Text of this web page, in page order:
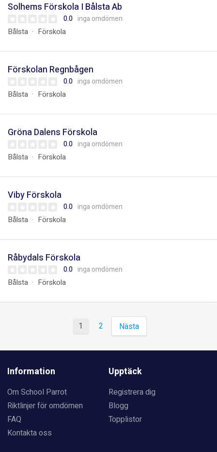
Solhems Förskola I Bålsta Ab
0.0 inga omdömen
Bålsta Förskola
Förskolan Regnbågen
0.0 inga omdömen
Bålsta Förskola
Gröna Dalens Förskola
0.0 inga omdömen
Bålsta Förskola
Viby Förskola
0.0 inga omdömen
Bålsta Förskola
Råbydals Förskola
0.0 inga omdömen
Bålsta Förskola
1 2 Nästa
Information
Om School Parrot
Riktlinjer för omdömen
FAQ
Kontakta oss
Upptäck
Registrera dig
Blogg
Topplistor